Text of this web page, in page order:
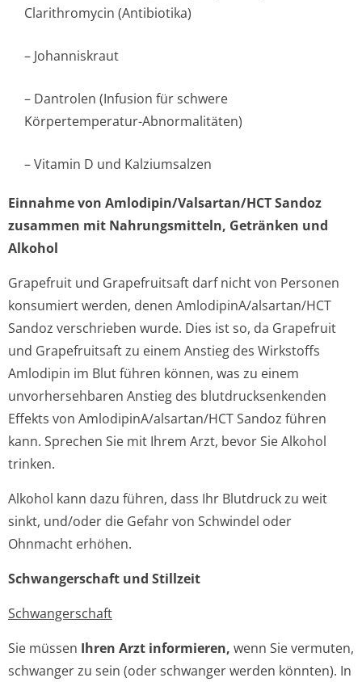
Clarithromycin (Antibiotika)
– Johanniskraut
– Dantrolen (Infusion für schwere
Körpertemperatur-Abnormalitäten)
– Vitamin D und Kalziumsalzen
Einnahme von Amlodipin/Val­sartan/HCT Sandoz
zusammen mit Nahrungsmitteln, Getränken und
Alkohol
Grapefruit und Grapefruitsaft darf nicht von Personen
konsumiert werden, denen AmlodipinA/al­sartan/HCT
Sandoz verschrieben wurde. Dies ist so, da Grapefruit
und Grapefruitsaft zu einem Anstieg des Wirkstoffs
Amlodipin im Blut führen können, was zu einem
unvorhersehbaren Anstieg des blutdrucksenkenden
Effekts von AmlodipinA/al­sartan/HCT Sandoz führen
kann. Sprechen Sie mit Ihrem Arzt, bevor Sie Alkohol
trinken.
Alkohol kann dazu führen, dass Ihr Blutdruck zu weit
sinkt, und/oder die Gefahr von Schwindel oder
Ohnmacht erhöhen.
Schwangerschaft und Stillzeit
Schwangerschaft
Sie müssen Ihren Arzt informieren, wenn Sie vermuten,
schwanger zu sein (oder schwanger werden könnten). In